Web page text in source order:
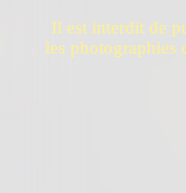
Il est interdit de
les photographies